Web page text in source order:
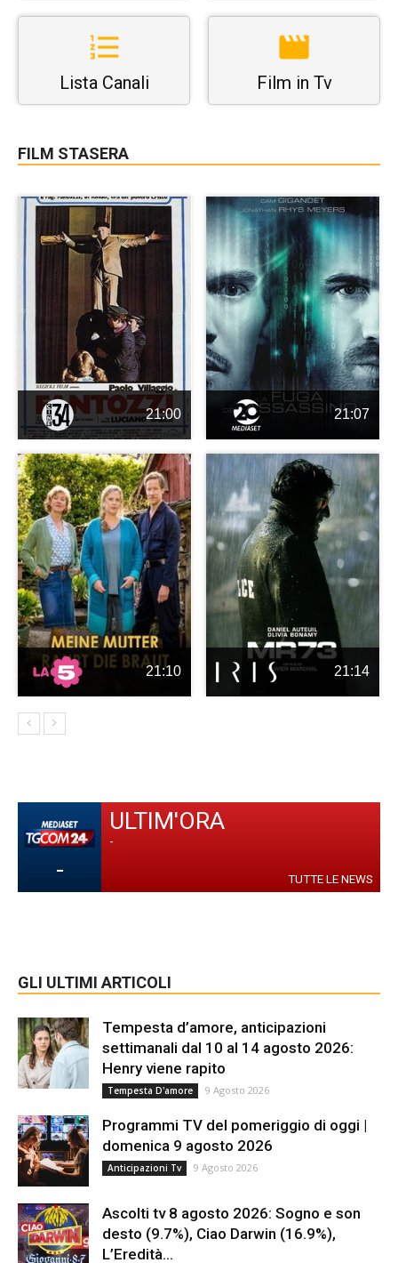
Lista Canali Film in Tv
FILM STASERA
21:00 21:07
21:10 21:14
-
ULTIM'ORA
-
TUTTE LE NEWS
GLI ULTIMI ARTICOLI
Tempesta d’amore, anticipazioni
settimanali dal 10 al 14 agosto 2026:
Henry viene rapito
Tempesta D'amore 9 Agosto 2026
Programmi TV del pomeriggio di oggi |
domenica 9 agosto 2026
Anticipazioni Tv 9 Agosto 2026
Ascolti tv 8 agosto 2026: Sogno e son
desto (9.7%), Ciao Darwin (16.9%),
L’Eredità...